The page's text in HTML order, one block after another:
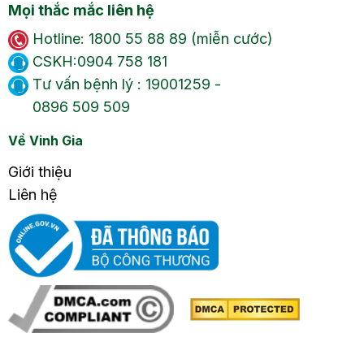
Mọi thắc mắc liên hệ
Hotline: 1800 55 88 89 (miễn cước)
CSKH:0904 758 181
Tư vấn bệnh lý : 19001259 -
0896 509 509
Về Vinh Gia
Giới thiệu
Liên hệ